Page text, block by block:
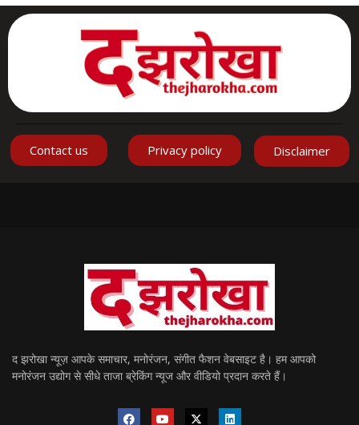
Contact us Privacy policy Disclaimer
द झरोखा न्यूज़ आपके समाचार, मनोरंजन, संगीत फैशन वेबसाइट है। हम आपको
मनोरंजन उद्योग से सीधे ताजा ब्रेकिंग न्यूज और वीडियो प्रदान करते हैं।